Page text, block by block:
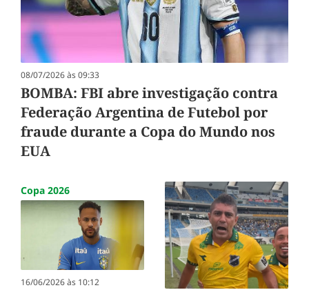
08/07/2026 às 09:33
BOMBA: FBI abre investigação contra
Federação Argentina de Futebol por
fraude durante a Copa do Mundo nos
EUA
Copa 2026
16/06/2026 às 10:12